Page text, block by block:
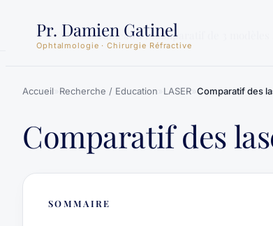
contenu
Pr. Damien Gatinel
Ophtalmologie · Chirurgie Réfractive
Accueil Recherche / Education LASER Comparatif des
Comparatif des
SOMMAIRE
SOMMAIRETableau 1 : Comparatif de 3 modèles